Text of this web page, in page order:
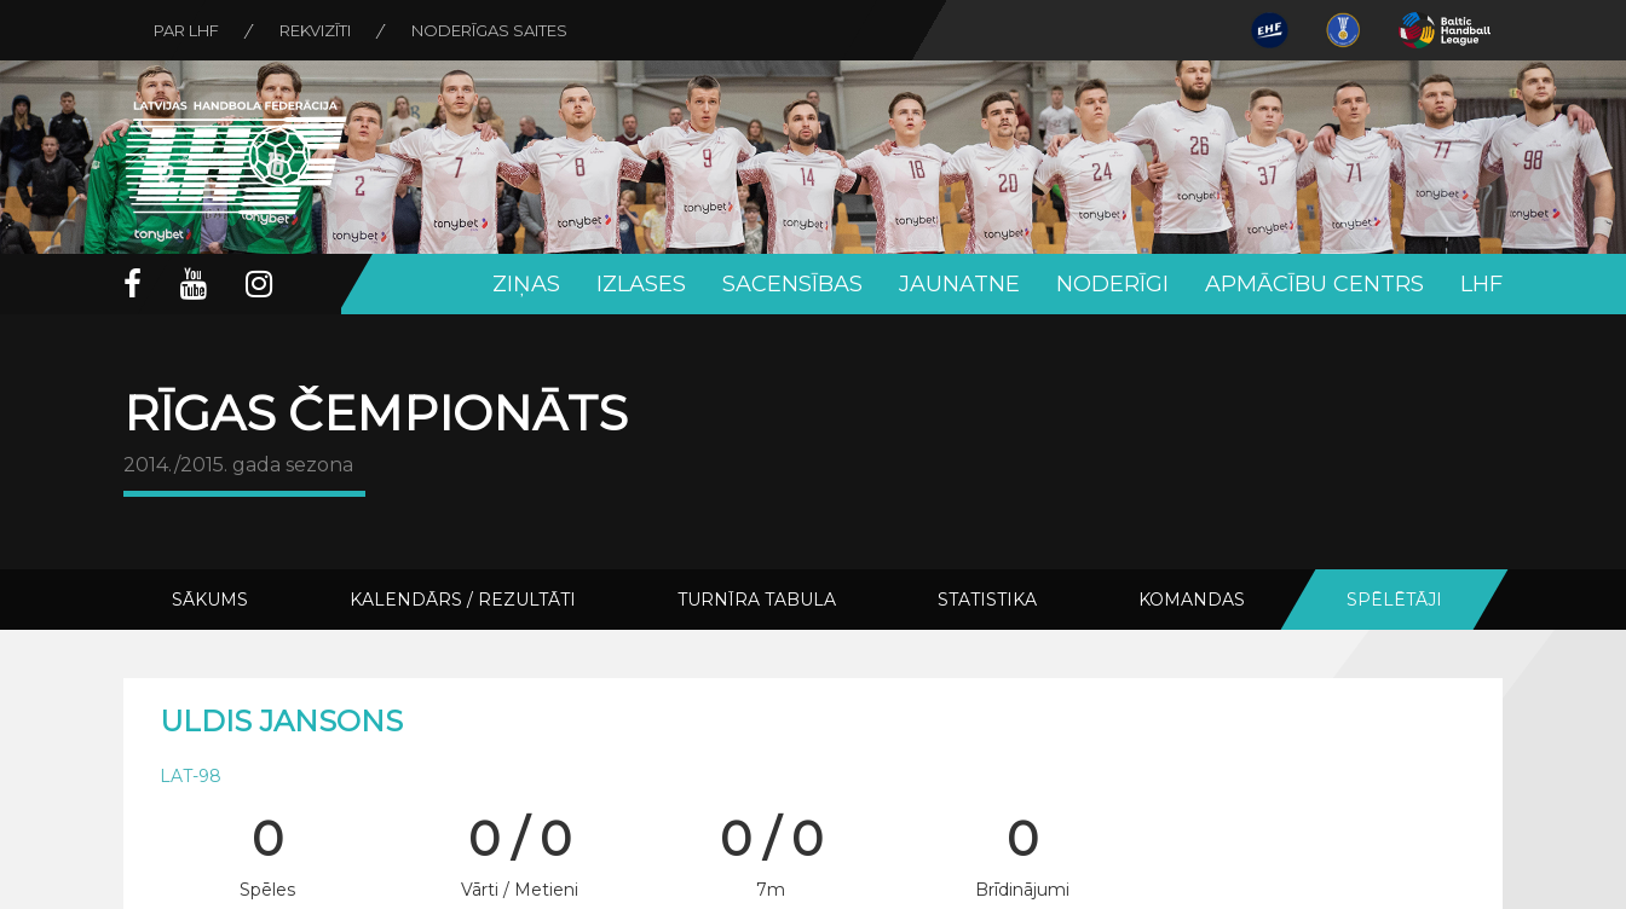
PAR LHF REKVIZĪTI NODERĪGAS SAITES
ZIŅAS IZLASES SACENSĪBAS JAUNATNE NODERĪGI APMĀCĪBU CENTRS LHF
RĪGAS ČEMPIONĀTS
2014./2015. gada sezona
SĀKUMS KALENDĀRS / REZULTĀTI TURNĪRA TABULA STATISTIKA KOMANDAS SPĒLĒTĀJI
ULDIS JANSONS
LAT-98
0
Spēles
0 / 0
Vārti / Metieni
0 / 0
7m
0
Brīdinājumi